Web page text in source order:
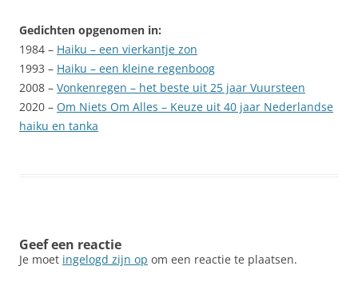
Gedichten opgenomen in:
1984 – Haiku – een vierkantje zon
1993 – Haiku – een kleine regenboog
2008 – Vonkenregen – het beste uit 25 jaar Vuursteen
2020 – Om Niets Om Alles – Keuze uit 40 jaar Nederlandse
haiku en tanka
Geef een reactie
Je moet ingelogd zijn op om een reactie te plaatsen.